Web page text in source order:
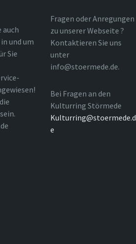
und um
Sie
Fragen oder Anregungen
zu unserer Webseite ?
Kontaktieren Sie uns
unter
info@stoermede.de.
Bei Fragen an den
Kulturring Störmede
Kulturring@stoermede.d
e